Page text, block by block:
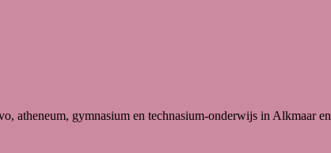
atheneum, gymnasium en technasium-onderwijs in Alkmaar